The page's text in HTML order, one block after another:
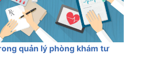
quản lý phòng khám tư